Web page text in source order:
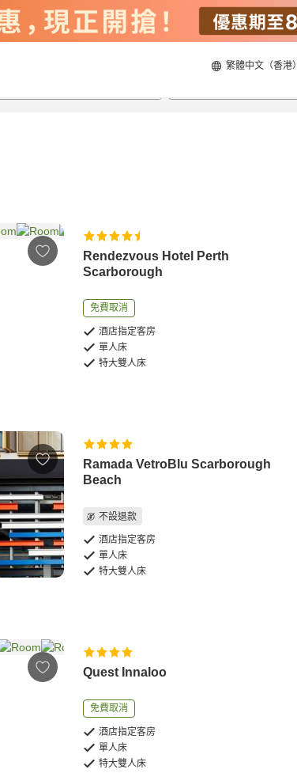
繁體中文（香港）
Rendezvous Hotel Perth
Scarborough
免費取消
酒店指定客房
單人床
特大雙人床
Ramada VetroBlu Scarborough
Beach
不設退款
酒店指定客房
單人床
特大雙人床
Quest Innaloo
免費取消
酒店指定客房
單人床
特大雙人床